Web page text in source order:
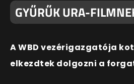
GYŰRŰK URA-
A WBD vezérigazgatója
elkezdtek dolgozni a